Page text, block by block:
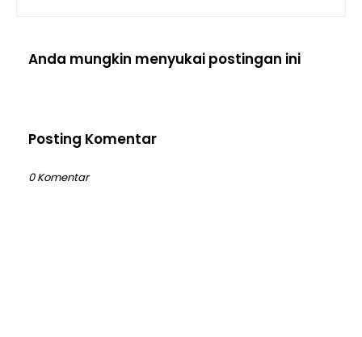
Anda mungkin menyukai postingan ini
Posting Komentar
0 Komentar